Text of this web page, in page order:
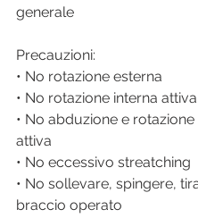
generale
Precauzioni:
• No rotazione esterna
• No rotazione interna attiva
• No abduzione e rotazione
attiva
• No eccessivo streatching
• No sollevare, spingere,
braccio operato